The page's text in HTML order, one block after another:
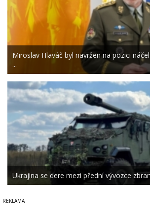
Miroslav Hlaváč byl navržen na pozici
...
Ukrajina se dere mezi přední vývozce